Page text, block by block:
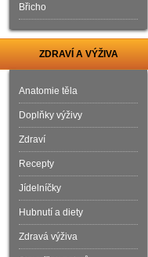
Břicho
ZDRAVÍ A VÝŽIVA
Anatomie těla
Doplňky výživy
Zdraví
Recepty
Jídelníčky
Hubnutí a diety
Zdravá výživa